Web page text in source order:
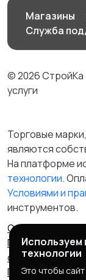
Магазины
Служба
© 2026 СтройКа
услуги
Торговые
являются
На платформе
технологии.
Условиями и
инструментов.
Отказ от
Политика
соглашение
Используем
технологии
Это чтобы